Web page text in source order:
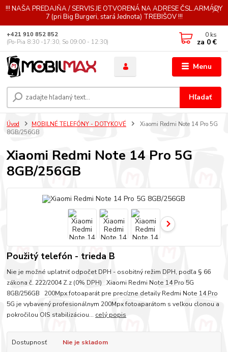
!!! NAŠA PREDAJŇA / SERVIS JE OTVORENÁ NA ADRESE ČSL.ARMÁDY
7 (pri Big Burgeri, stará Jednota) TREBIŠOV !!!
Menu
Hľadať
+421 910 852 852
(Po-Pia 8:30 -17:30, So 09:00 - 12:30)
0 ks
za 0 €
Úvod MOBILNÉ TELEFÓNY - DOTYKOVÉ
Xiaomi Redmi Note 14 Pro 5G
8GB/256GB
Xiaomi Redmi Note 14 Pro 5G
8GB/256GB
Použitý telefón - trieda B
Nie je možné uplatniť odpočet DPH - osobitný režim DPH, podľa § 66
zákona č. 222/2004 Z.z (0% DPH) Xiaomi Redmi Note 14 Pro 5G
8GB/256GB 200Mpx fotoaparát pre precízne detaily Redmi Note 14 Pro
5G je vybavený profesionálnym 200Mpx fotoaparátom s veľkou clonou a
pokročilou OIS stabilizáciou... celý popis
Dostupnosť Nie je skladom